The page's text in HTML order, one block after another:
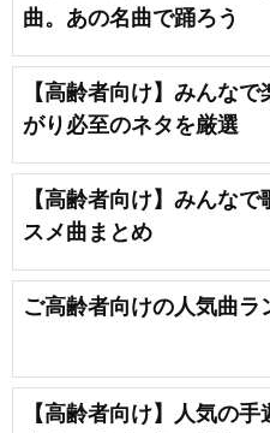
曲。あの名曲で踊ろう
【高齢者向け】みんな
がり必至のネタを厳選
【高齢者向け】みんな
スメ曲まとめ
ご高齢者向けの人気曲ラ
【高齢者向け】人気の